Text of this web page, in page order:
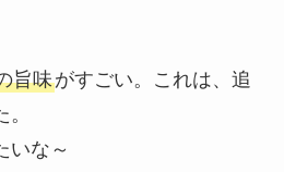
旨味がすごい。これは、追
いな～